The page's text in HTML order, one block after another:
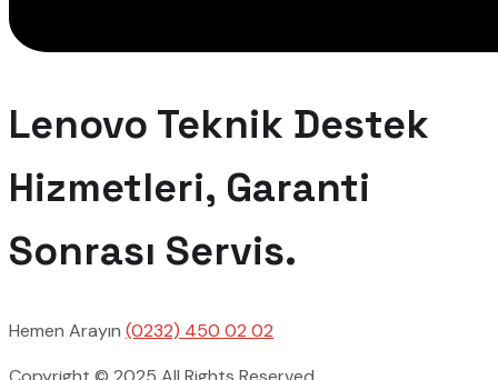
Lenovo Teknik Destek
Hizmetleri, Garanti
Sonrası Servis.
Hemen Arayın (0232) 450 02 02